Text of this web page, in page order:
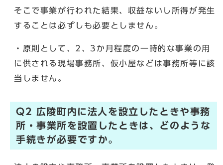
そこで事業が行われた結果、収益ないし所得が発生
することは必ずしも必要としません。
・原則として、2、3か月程度の一時的な事業の用
に供される現場事務所、仮小屋などは事務所等に該
当しません。
Q2 広陵町内に法人を設立したときや事務
所・事業所を設置したときは、どのような
手続きが必要ですか。